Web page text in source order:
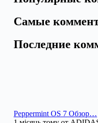
Самые
Последние
Peppermint OS 7 Обзор…